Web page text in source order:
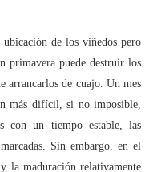
de los viñedos pero
primavera puede destruir los
arrancarlos de cuajo. Un mes
más difícil, si no imposible,
con un tiempo estable, las
Sin embargo, en el
la maduración relativamente